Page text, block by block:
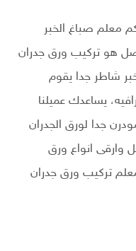
معلم صباغ الخبر
هو تركيب ورق جدران
شاطر جدا يقوم
يساعدك عميلنا
جدا لورق الجدران
وارقى انواع ورق
تركيب ورق جدران